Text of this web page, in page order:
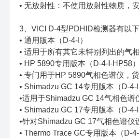
• 无放射性：不使用放射性物质，
3、VICI D-4型PDHID检测器有以
• 通用版本（D-4-I）
• 适用于所有其它未特别列出的气
• HP 5890专用版本（D-4-I-HP58）
• 专门用于HP 5890气相色谱仪，
• Shimadzu GC 14专用版本（D-4-
•适用于Shimadzu GC 14气相色谱
• Shimadzu GC 17专用版本（D-4-
•针对Shimadzu GC 17气相色谱仪
• Thermo Trace GC专用版本（D-4-